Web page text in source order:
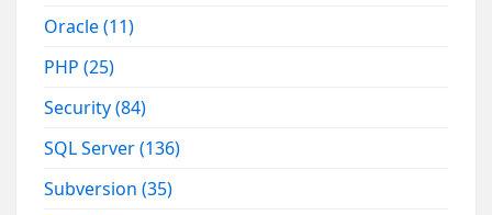
Oracle(11)
PHP(25)
Security(84)
SQL Server(136)
Subversion(35)